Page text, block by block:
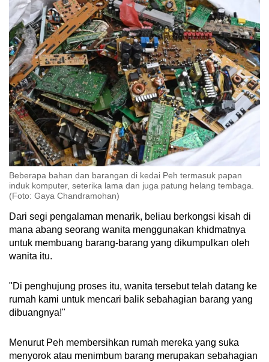
Beberapa bahan dan barangan di kedai Peh termasuk papan
induk komputer, seterika lama dan juga patung helang tembaga.
(Foto: Gaya Chandramohan)
Dari segi pengalaman menarik, beliau berkongsi kisah di
mana abang seorang wanita menggunakan khidmatnya
untuk membuang barang-barang yang dikumpulkan oleh
wanita itu.
"Di penghujung proses itu, wanita tersebut telah datang ke
rumah kami untuk mencari balik sebahagian barang yang
dibuangnya!"
Menurut Peh membersihkan rumah mereka yang suka
menyorok atau menimbum barang merupakan sebahagian